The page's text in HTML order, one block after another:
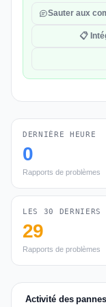
Sauter aux
📋
DERNIÈRE HEURE
0
Rapports de problèmes
LES 30 DERNIERS
29
Rapports de problèmes
Activité des